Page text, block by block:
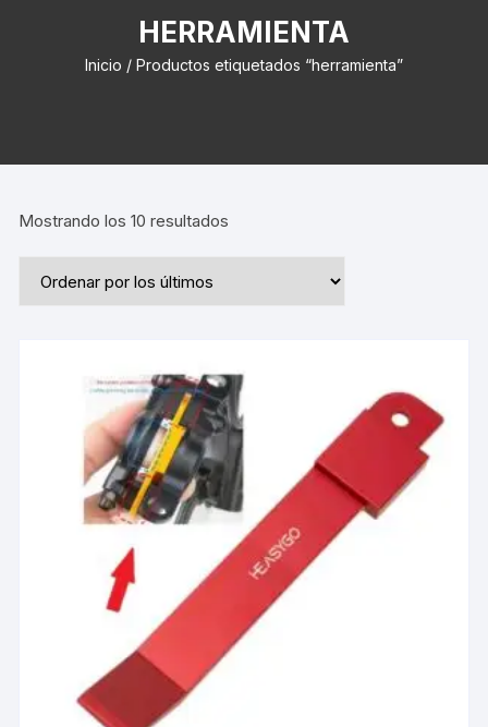
HERRAMIENTA
Inicio / Productos etiquetados “herramienta”
Mostrando los 10 resultados